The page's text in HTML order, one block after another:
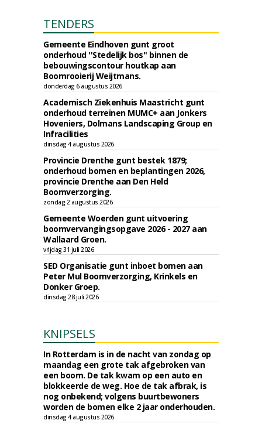
TENDERS
Gemeente Eindhoven gunt groot
onderhoud ''Stedelijk bos'' binnen de
bebouwingscontour houtkap aan
Boomrooierij Weijtmans.
donderdag 6 augustus 2026
Academisch Ziekenhuis Maastricht gunt
onderhoud terreinen MUMC+ aan Jonkers
Hoveniers, Dolmans Landscaping Group en
Infracilities
dinsdag 4 augustus 2026
Provincie Drenthe gunt bestek 1879;
onderhoud bomen en beplantingen 2026,
provincie Drenthe aan Den Held
Boomverzorging.
zondag 2 augustus 2026
Gemeente Woerden gunt uitvoering
boomvervangingsopgave 2026 - 2027 aan
Wallaard Groen.
vrijdag 31 juli 2026
SED Organisatie gunt inboet bomen aan
Peter Mul Boomverzorging, Krinkels en
Donker Groep.
dinsdag 28 juli 2026
KNIPSELS
In Rotterdam is in de nacht van zondag op
maandag een grote tak afgebroken van
een boom. De tak kwam op een auto en
blokkeerde de weg. Hoe de tak afbrak, is
nog onbekend; volgens buurtbewoners
worden de bomen elke 2 jaar onderhouden.
dinsdag 4 augustus 2026